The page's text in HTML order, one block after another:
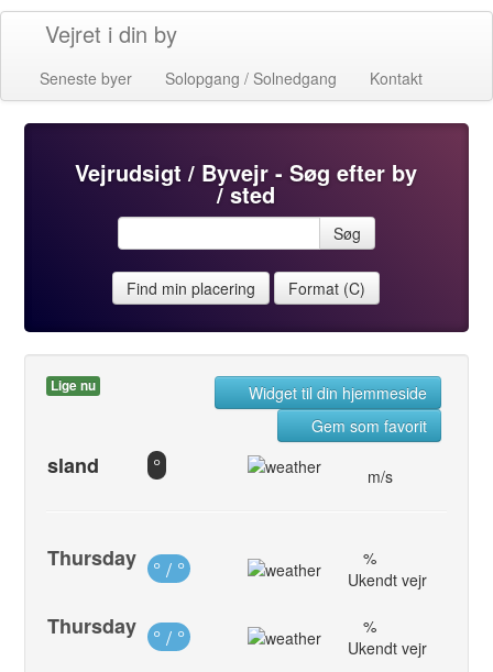
Vejret i din by
Seneste byer Solopgang / Solnedgang Kontakt
Vejrudsigt / Byvejr - Søg efter by
/ sted
Søg
Find min placering Format (C)
Lige nu
Widget til din hjemmeside
Gem som favorit
sland ° m/s
Thursday ° / °
%
Ukendt vejr
Thursday ° / °
%
Ukendt vejr